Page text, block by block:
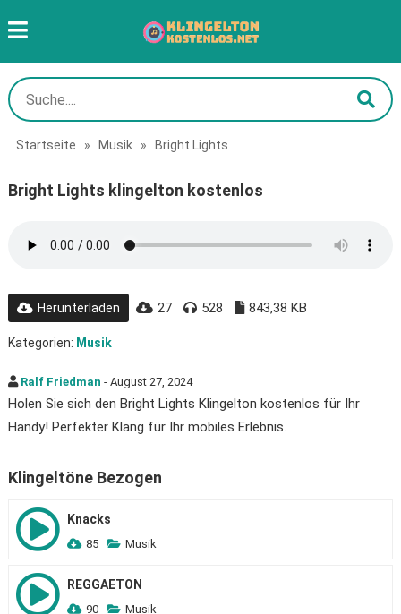
Startseite » Musik » Bright Lights
Bright Lights klingelton kostenlos
Herunterladen 27 528 843,38 KB
Kategorien: Musik
Ralf Friedman - August 27, 2024
Holen Sie sich den Bright Lights Klingelton kostenlos für Ihr
Handy! Perfekter Klang für Ihr mobiles Erlebnis.
Klingeltöne Bezogen
Knacks
85 Musik
REGGAETON
90 Musik